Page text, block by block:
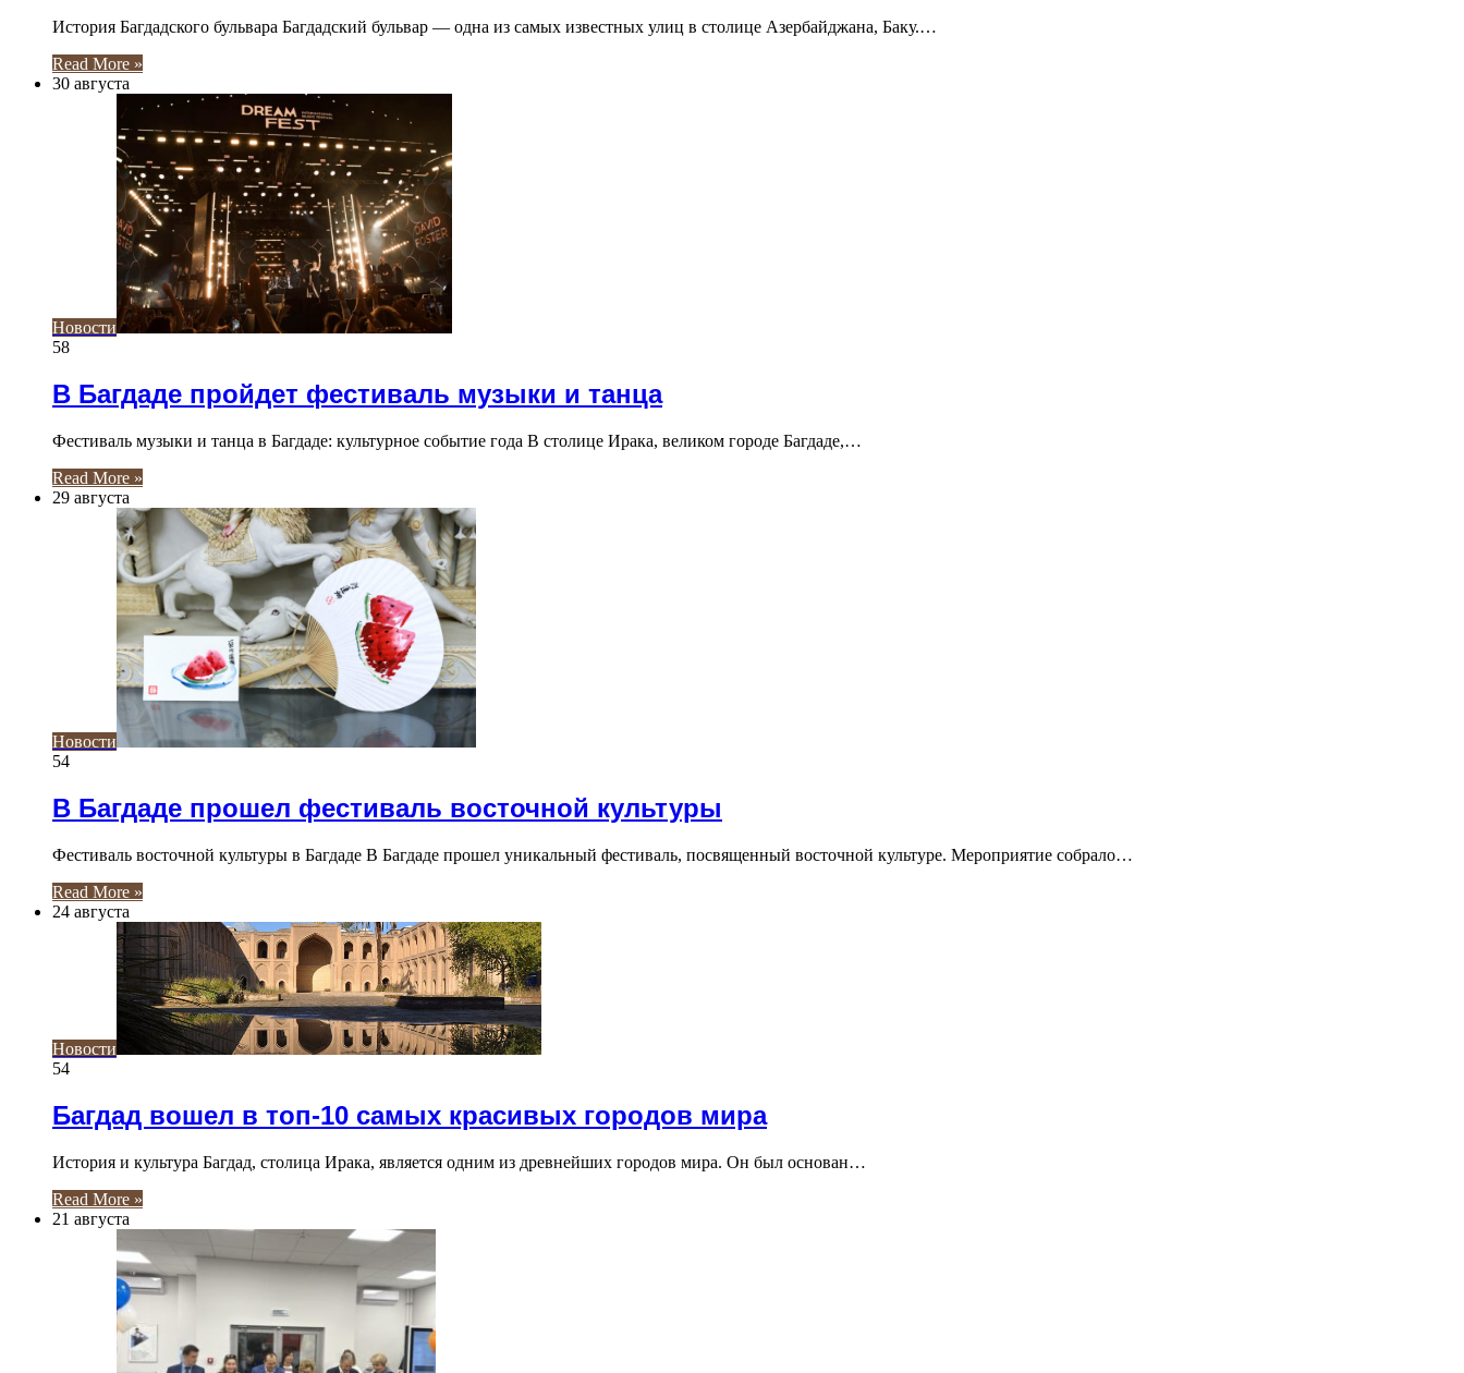
История Багдадского бульвара Багдадский бульвар — одна из самых известных улиц в столице Азербайджана, Баку.…
Read More »
30 августа
Новости
58
В Багдаде пройдет фестиваль музыки и танца
Фестиваль музыки и танца в Багдаде: культурное событие года В столице Ирака, великом городе Багдаде,…
Read More »
29 августа
Новости
54
В Багдаде прошел фестиваль восточной культуры
Фестиваль восточной культуры в Багдаде В Багдаде прошел уникальный фестиваль, посвященный восточной культуре. Мероприятие собрало…
Read More »
24 августа
Новости
54
Багдад вошел в топ-10 самых красивых городов мира
История и культура Багдад, столица Ирака, является одним из древнейших городов мира. Он был основан…
Read More »
21 августа